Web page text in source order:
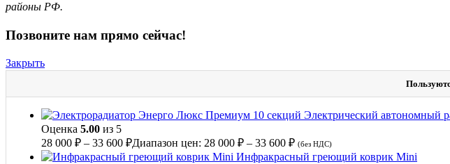
районы РФ.
Позвоните нам прямо сейчас!
Закрыть
Электрический автономный
Оценка 5.00 из 5
28 000 ₽ – 33 600 ₽Диапазон цен: 28 000 ₽ – 33 600 ₽ (без НДС)
Инфракрасный греющий коврик Mini